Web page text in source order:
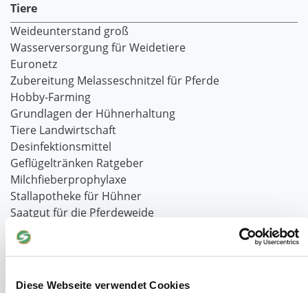
Diese Webseite verwendet Cookies
Tiere
Weideunterstand groß
Wasserversorgung für Weidetiere
Euronetz
Zubereitung Melasseschnitzel für Pferde
Hobby-Farming
Grundlagen der Hühnerhaltung
Tiere Landwirtschaft
Desinfektionsmittel
Geflügeltränken Ratgeber
Milchfieberprophylaxe
Stallapotheke für Hühner
Saatgut für die Pferdeweide
Windschutzgewebe
Galerie Windschutznetze